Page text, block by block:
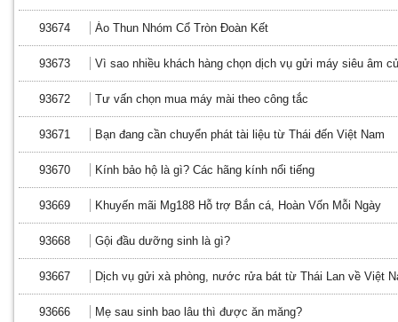
93674 Áo Thun Nhóm Cổ Tròn Đoàn Kết
93673 Vì sao nhiều khách hàng chọn dịch vụ gửi máy siêu âm
93672 Tư vấn chọn mua máy mài theo công tắc
93671 Bạn đang cần chuyển phát tài liệu từ Thái đến Việt Nam
93670 Kính bảo hộ là gì? Các hãng kính nổi tiếng
93669 Khuyến mãi Mg188 Hỗ trợ Bắn cá, Hoàn Vốn Mỗi Ngày
93668 Gội đầu dưỡng sinh là gì?
93667 Dịch vụ gửi xà phòng, nước rửa bát từ Thái Lan về Việt
93666 Mẹ sau sinh bao lâu thì được ăn măng?